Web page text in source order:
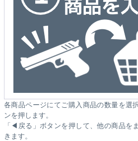
各商品ページにてご購入商品の数量を選
ンを押します。
「◀戻る」ボタンを押して、他の商品を
きます。